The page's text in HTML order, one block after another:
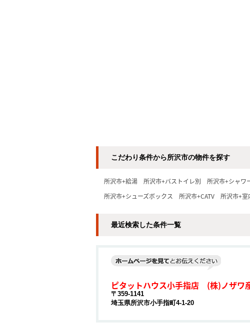
こだわり条件から所沢市の物件を探す
所沢市+給湯 所沢市+バストイレ別 所沢市+シャワ
所沢市+シューズボックス
所沢市+CATV 所沢市+室
最近検索した条件一覧
ピタットハウス小手指店 (株)ノザワ
〒359-1141
埼玉県所沢市小手指町4-1-20